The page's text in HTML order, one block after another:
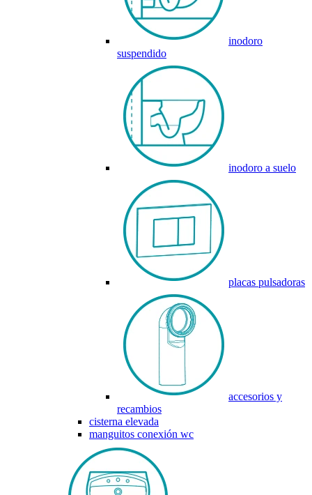
inodoro
suspendido
inodoro a suelo
placas pulsadoras
accesorios y
recambios
cisterna elevada
manguitos conexión wc